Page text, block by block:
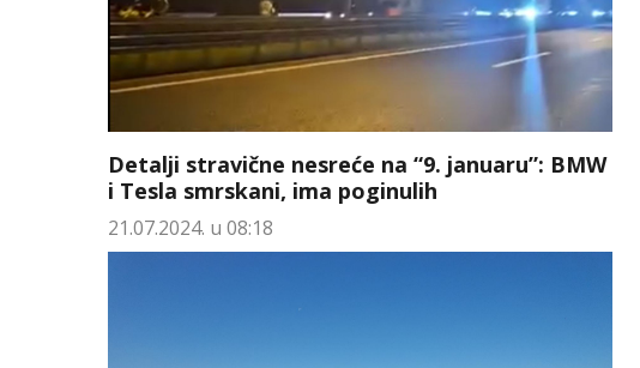
Detalji stravične nesreće na “9. januaru”: BMW
i Tesla smrskani, ima poginulih
21.07.2024. u 08:18